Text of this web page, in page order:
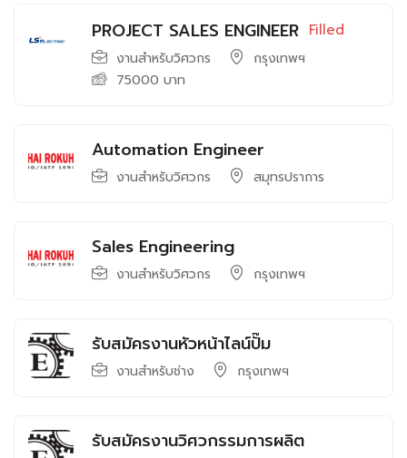
PROJECT SALES ENGINEER Filled
งานสำหรับวิศวกร
กรุงเทพฯ
75000 บาท
Automation Engineer
งานสำหรับวิศวกร สมุทรปราการ
Sales Engineering
งานสำหรับวิศวกร กรุงเทพฯ
รับสมัครงานหัวหน้าไลน์ปั๊ม
งานสำหรับช่าง กรุงเทพฯ
รับสมัครงานวิศวกรรมการผลิต